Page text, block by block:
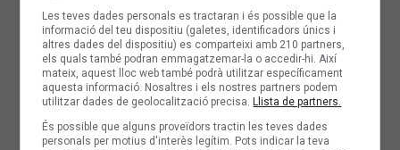
Les teves dades personals es tractaran i és possible que la
informació del teu dispositiu (galetes, identificadors únics i
altres dades del dispositiu) es comparteixi amb 210 partners,
els quals també podran emmagatzemar-la o accedir-hi. Així
mateix, aquest lloc web també podrà utilitzar específicament
aquesta informació. Nosaltres i els nostres partners podem
utilitzar dades de geolocalització precisa.Llista de partners.
És possible que alguns proveïdors tractin les teves dades
personals per motius d'interès legítim. Pots indicar la teva